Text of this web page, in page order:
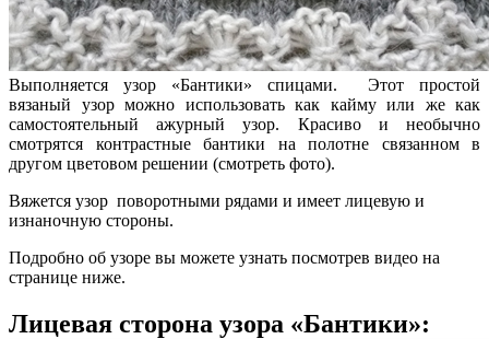
Выполняется узор «Бантики» спицами. Этот простой
вязаный узор можно использовать как кайму или же как
самостоятельный ажурный узор. Красиво и необычно
смотрятся контрастные бантики на полотне связанном в
другом цветовом решении (смотреть фото).
Вяжется узор поворотными рядами и имеет лицевую и
изнаночную стороны.
Подробно об узоре вы можете узнать посмотрев видео на
странице ниже.
Лицевая сторона узора «Бантики»: